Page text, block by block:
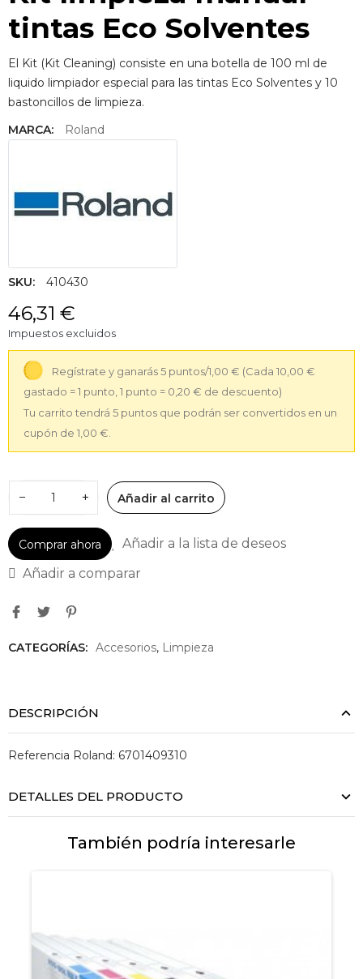
tintas Eco Solventes
El Kit (Kit Cleaning) consiste en una botella de 100 ml de
liquido limpiador especial para las tintas Eco Solventes y 10
bastoncillos de limpieza.
MARCA:
Roland
SKU: 410430
46,31 €
Impuestos excluidos
Regístrate y ganarás 5 puntos/1,00 € (Cada 10,00 €
gastado = 1 punto, 1 punto = 0,20 € de descuento)
Tu carrito tendrá 5 puntos que podrán ser convertidos en un
cupón de 1,00 €.
− + Añadir al carrito
Comprar ahora
Añadir a la lista de deseos
Añadir a comparar
CATEGORÍAS: Accesorios, Limpieza
DESCRIPCIÓN
Referencia Roland: 6701409310
DETALLES DEL PRODUCTO
También podría interesarle